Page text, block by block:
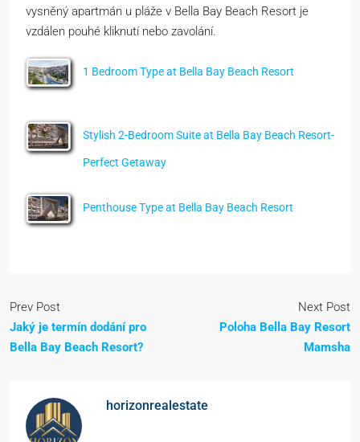
vysněný apartmán u pláže v Bella Bay Beach Resort je
vzdálen pouhé kliknutí nebo zavolání.
1 Bedroom Type at Bella Bay Beach Resort
Stylish 2-Bedroom Suite at Bella Bay Beach Resort-
Perfect Getaway
Penthouse Type at Bella Bay Beach Resort
Prev Post
Jaký je termín dodání pro
Bella Bay Beach Resort?
Next Post
Poloha Bella Bay Resort
Mamsha
horizonrealestate